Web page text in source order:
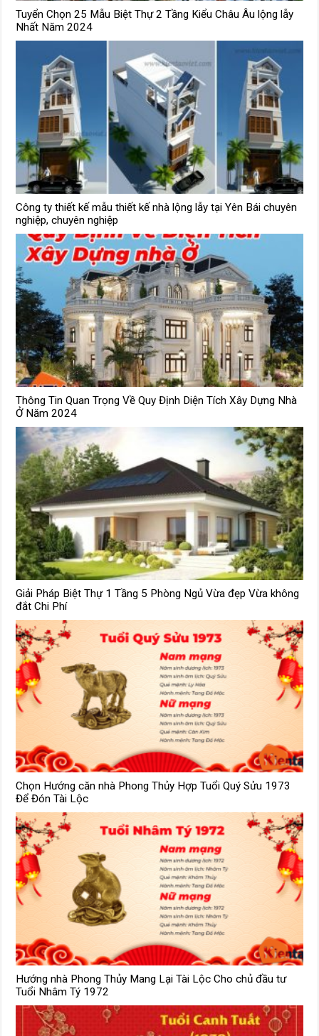
Tuyển Chọn 25 Mẫu Biệt Thự 2 Tầng Kiểu Châu Âu lộng lẫy
Nhất Năm 2024
Công ty thiết kế mẫu thiết kế nhà lộng lẫy tại Yên Bái chuyên
nghiệp, chuyên nghiệp
Thông Tin Quan Trọng Về Quy Định Diện Tích Xây Dựng Nhà
Ở Năm 2024
Giải Pháp Biệt Thự 1 Tầng 5 Phòng Ngủ Vừa đẹp Vừa không
đắt Chi Phí
Chọn Hướng căn nhà Phong Thủy Hợp Tuổi Quý Sửu 1973
Để Đón Tài Lộc
Hướng nhà Phong Thủy Mang Lại Tài Lộc Cho chủ đầu tư
Tuổi Nhâm Tý 1972